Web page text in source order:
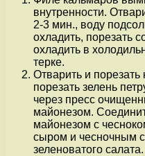
внутренности.
2-3 мин., воду
охладить, порезать
охладить в
терке.
Отварить и
порезать зелень
через пресс
майонезом.
майонезом с
сыром и чесночным
зеленоватого салата.